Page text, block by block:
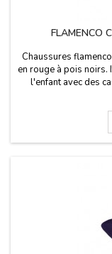
FLAMENCO
Chaussures
en rouge à pois noirs.
l'enfant avec des
Différentes tailles.
tailles de ces